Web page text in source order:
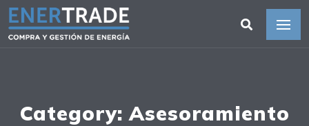
Category: Asesoramiento